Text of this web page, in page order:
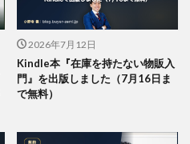
2026年7月12日
Kindle本『在庫を持たない物販入
門』を出版しました（7月16日ま
で無料）